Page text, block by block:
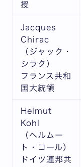
授
Jacques
Chirac
（ジャック・
シラク）
フランス共和
国大統領
Helmut
Kohl
（ヘルムー
ト・コール）
ドイツ連邦共